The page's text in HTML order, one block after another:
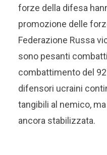
forze della difesa
promozione delle
Federazione Russa
sono pesanti
combattimento del 92
difensori ucraini
tangibili al nemico,
ancora stabilizzata.